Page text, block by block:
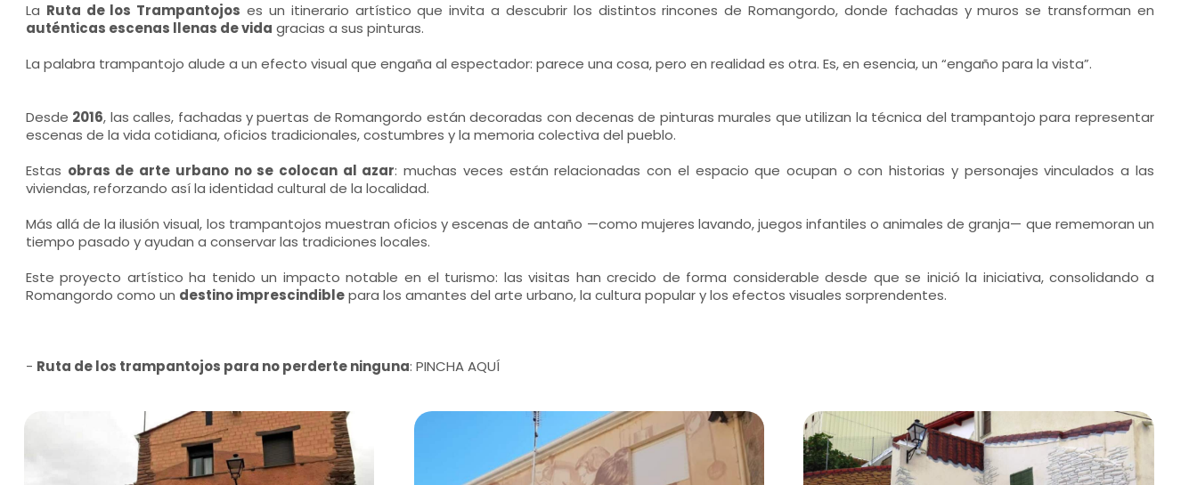
La Ruta de los Trampantojos es un itinerario artístico que invita a descubrir los distintos rincones de Romangordo, donde fachadas y muros se transforman en
auténticas escenas llenas de vida gracias a sus pinturas.
La palabra trampantojo alude a un efecto visual que engaña al espectador: parece una cosa, pero en realidad es otra. Es, en esencia, un “engaño para la vista”.
Desde 2016, las calles, fachadas y puertas de Romangordo están decoradas con decenas de pinturas murales que utilizan la técnica del trampantojo para representar
escenas de la vida cotidiana, oficios tradicionales, costumbres y la memoria colectiva del pueblo.
Estas obras de arte urbano no se colocan al azar: muchas veces están relacionadas con el espacio que ocupan o con historias y personajes vinculados a las
viviendas, reforzando así la identidad cultural de la localidad.
Más allá de la ilusión visual, los trampantojos muestran oficios y escenas de antaño —como mujeres lavando, juegos infantiles o animales de granja— que rememoran un
tiempo pasado y ayudan a conservar las tradiciones locales.
Este proyecto artístico ha tenido un impacto notable en el turismo: las visitas han crecido de forma considerable desde que se inició la iniciativa, consolidando a
Romangordo como un destino imprescindiblepara los amantes del arte urbano, la cultura popular y los efectos visuales sorprendentes.
- Ruta de los trampantojos para no perderte ninguna: PINCHA AQUÍ